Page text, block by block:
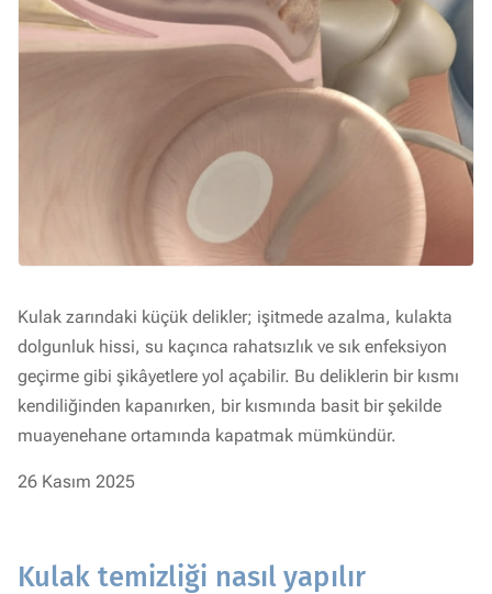
Kulak zarındaki küçük delikler; işitmede azalma, kulakta
dolgunluk hissi, su kaçınca rahatsızlık ve sık enfeksiyon
geçirme gibi şikâyetlere yol açabilir. Bu deliklerin bir kısmı
kendiliğinden kapanırken, bir kısmında basit bir şekilde
muayenehane ortamında kapatmak mümkündür.
26 Kasım 2025
Kulak temizliği nasıl yapılır